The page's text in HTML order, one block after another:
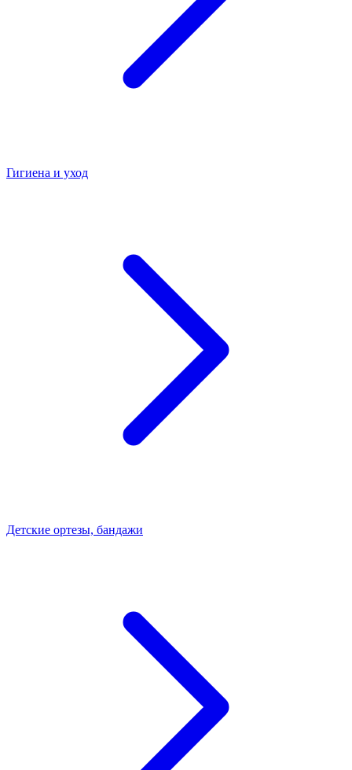
Гигиена и уход
Детские ортезы, бандажи